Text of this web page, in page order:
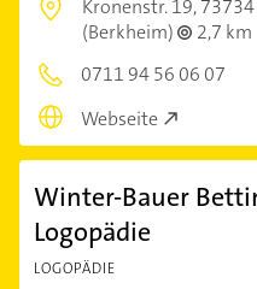
Kronenstr. 19,73734
(Berkheim)
2,7 km
0711 94 56 06 07
Webseite
Winter-Bauer
Logopädie
LOGOPÄDIE